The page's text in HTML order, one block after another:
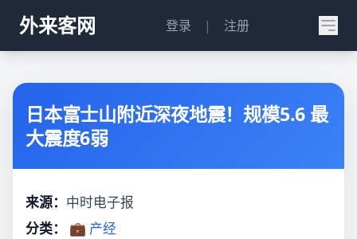
外来客网 登录 | 注册
日本富士山附近深夜地震！规模5.6 最
大震度6弱
来源： 中时电子报
分类：
💼 产经